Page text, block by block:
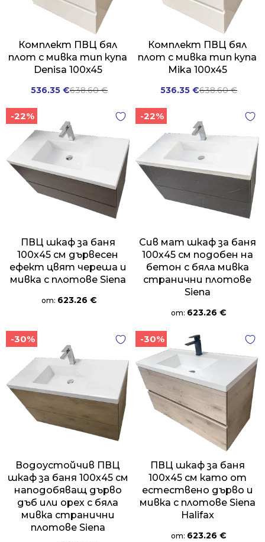
Комплект ПВЦ бял
плот с мивка тип купа
Denisa 100x45
638.60€
Original
638.60 €.
536.35 €Current
536.35 €.
Комплект ПВЦ бял
плот с мивка тип купа
Mika 100x45
638.60€
Original
638.60 €.
536.35 €Current
536.35 €.
-22%
ПВЦ шкаф за баня
100х45 см дървесен
ефект цвят череша и
мивка с плотове Siena
от: 623.26 €
-22%
Сив мат шкаф за баня
100х45 см подобен на
бетон с бяла мивка
странични плотове
Siena
от: 623.26 €
-30%
Водоустойчив ПВЦ
шкаф за баня 100х45 см
наподобяващ дърво
дъб или орех с бяла
мивка странични
плотове Siena
-30%
ПВЦ шкаф за баня
100х45 см като от
естествено дърво и
мивка с плотове Siena
Halifax
от: 623.26 €